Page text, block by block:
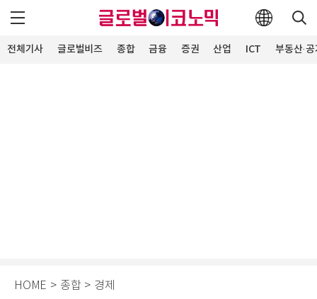
전체기사 글로벌비즈 종합 금융 증권 산업 ICT 부동산·
HOME > 종합 > 경제